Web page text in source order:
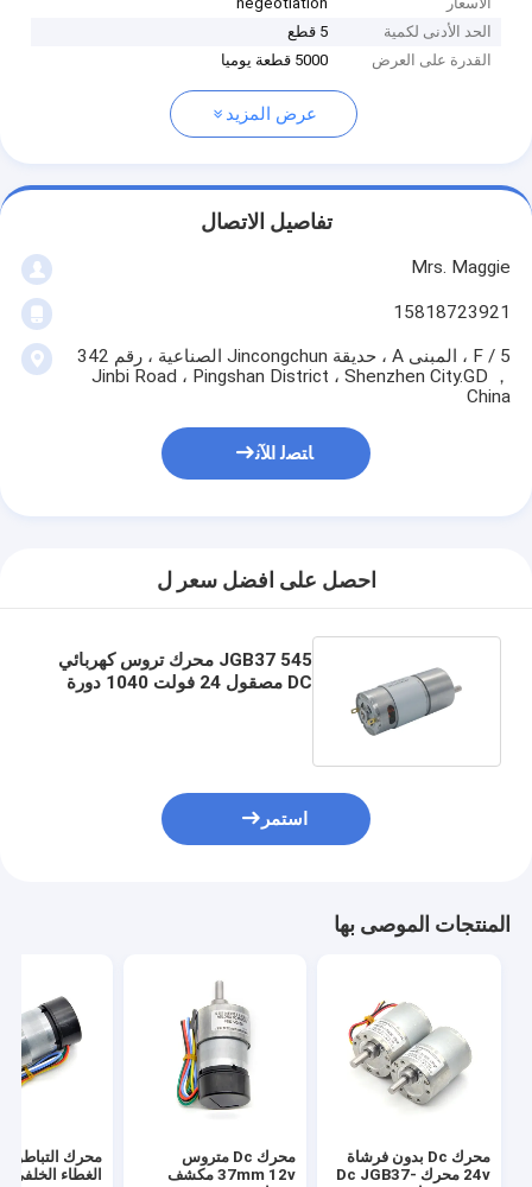
الحد الأدنى لكمية
5 قطع
القدرة على العرض
5000 قطعة يوميا
عرض المزيد
تفاصيل الاتصال
Mrs. Maggie
15818723921
5 / F ، المبنى A ، حديقة Jincongchun الصناعية ، رقم 342
Jinbi Road ، Pingshan District ، Shenzhen City.GD ，
China
ﺎﺘﺼﻟ ﺍﻶﻧ
احصل على افضل سعر ل
JGB37 545 محرك تروس كهربائي
DC مصقول 24 فولت 1040 دورة
استمر
المنتجات الموصى بها
محرك Dc بدون فرشاة
24v محرك Dc JGB37-
محرك Dc متروس
37mm 12v مكشف
محرك التباطؤ